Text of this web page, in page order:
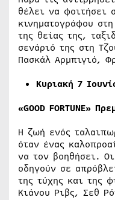
θέλει να φοιτήσει
κινηματογράφου
της θείας της,
σενάριό της στη
Πασκάλ Αρμπιγιό,
Κυριακή 7
«GOOD FORTUNE»
Η ζωή ενός
όταν ένας
να τον βοηθήσει.
οδηγούν σε
της τύχης και της
Κιάνου Ριβς, Σεθ